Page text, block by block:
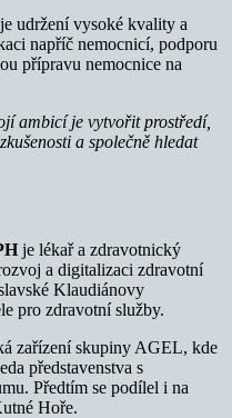
udržení vysoké kvality a
napříč nemocnicí, podporu
přípravu nemocnice na
ambicí je vytvořit prostředí,
a společně hledat
je lékař a zdravotnický
a digitalizaci zdravotní
Klaudiánovy
pro zdravotní služby.
zařízení skupiny AGEL, kde
představenstva s
Předtím se podílel i na
Hoře.